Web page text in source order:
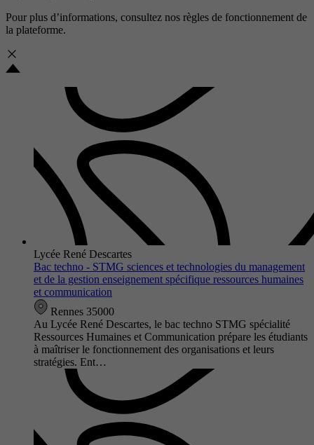
Pour plus d’informations, consultez nos règles de fonctionnement de
la plateforme.
Lycée René Descartes
Bac techno - STMG sciences et technologies du management
et de la gestion enseignement spécifique ressources humaines
et communication
Rennes 35000
Au Lycée René Descartes, le bac techno STMG spécialité
Ressources Humaines et Communication prépare les étudiants
à maîtriser le fonctionnement des organisations et leurs
stratégies. Ent…